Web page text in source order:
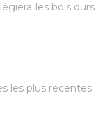
les bois durs
les plus récentes